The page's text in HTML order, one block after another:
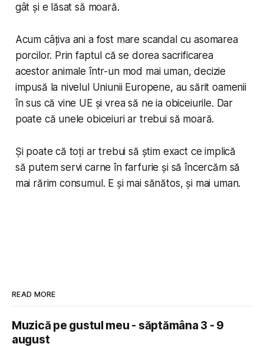
gât și e lăsat să moară.
Acum câțiva ani a fost mare scandal cu asomarea
porcilor. Prin faptul că se dorea sacrificarea
acestor animale într-un mod mai uman, decizie
impusă la nivelul Uniunii Europene, au sărit oamenii
în sus că vine UE și vrea să ne ia obiceiurile. Dar
poate că unele obiceiuri ar trebui să moară.
Și poate că toți ar trebui să știm exact ce implică
să putem servi carne în farfurie și să încercăm să
mai rărim consumul. E și mai sănătos, și mai uman.
READ MORE
Muzică pe gustul meu - săptămâna 3 - 9
august